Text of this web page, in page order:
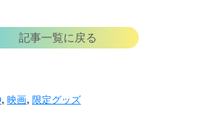
記事一覧に戻る
, 映画, 限定グッズ